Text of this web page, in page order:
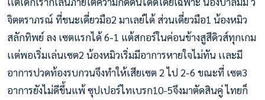
จิตตราภรณ์ ที่ชนะเดี่ยวมือ2 มาเลย์ได้ ส่วนเดี่ยวมือ1 น้องหมิว
สลักทิพย์ ลง เซตแรกได้ 6-1 แต้สกอร์ในค่อนข้างสูสีดิวส์ทุกเกม
เเต่พอเริ่มเล่นเซต2 น้องหมิวเริ่มมีอาการหายใจไม่ทัน เเละมี
อาการปวดท้องรบกวนจึงทำให้เสียเซต 2 ไป 2-6 ขณะที่ เซต3
อาการยังไม่ดีขึ้นแพ้ ซุปเปอร์ไทเบรก10-5จึงมาตัดสินคู่ ไทยก็